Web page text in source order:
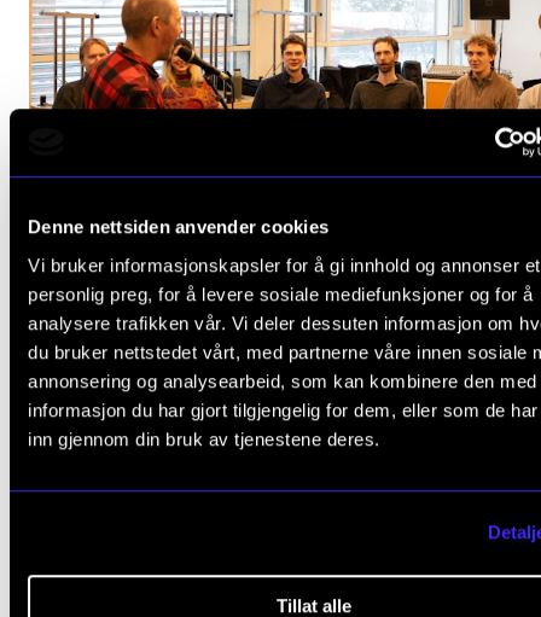
Denne nettsiden anvender cookies
Vi bruker informasjonskapsler for å gi innhold og annonser et
personlig preg, for å levere sosiale mediefunksjoner og for å
analysere trafikken vår. Vi deler dessuten informasjon om
du bruker nettstedet vårt, med partnerne våre innen sosiale
annonsering og analysearbeid, som kan kombinere den med
informasjon du har gjort tilgjengelig for dem, eller som de
inn gjennom din bruk av tjenestene deres.
Tillat alle